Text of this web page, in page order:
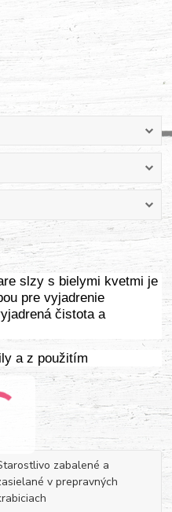
slzy s bielymi kvetmi je
pre vyjadrenie
čistota a
a z použitím
zabalené a
v prepravných